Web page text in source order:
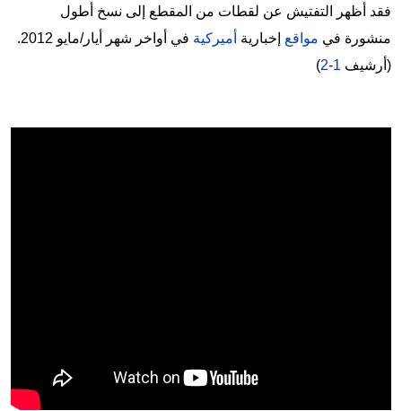
فقد أظهر التفتيش عن لقطات من المقطع إلى نسخ أطول
منشورة في مواقع إخبارية أميركية
في أواخر شهر أيار/مايو 2012.
(أرشيف 1
-
2
)